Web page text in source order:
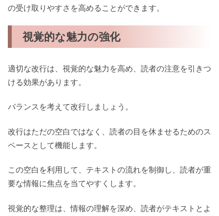
の受け取りやすさを高めることができます。
視覚的な魅力の強化
適切な改行は、視覚的な魅力を高め、読者の注意を引きつ
ける効果があります。
バランスを考えて改行しましょう。
改行はただの空白ではなく、読者の目を休ませるためのス
ペースとして機能します。
この空白を利用して、テキストの流れを制御し、読者が重
要な情報に焦点を当てやすくします。
視覚的な整理は、情報の理解を深め、読者がテキストとよ